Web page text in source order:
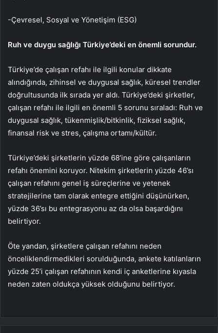
-Çevresel, Sosyal ve Yönetişim (ESG)
Ruh ve duygu sağlığı Türkiye’deki en önemli sorundur.
Türkiye’de çalışan refahı ile ilgili konular dikkate
alındığında, zihinsel ve duygusal sağlık, küresel trendler
doğrultusunda ilk sırada yer aldı. Türkiye’deki şirketler,
çalışan refahı ile ilgili en önemli 5 sorunu sıraladı: Ruh ve
duygusal sağlık, tükenmişlik/bitkinlik, fiziksel sağlık,
finansal risk ve stres, çalışma ortamı/kültür.
Türkiye’deki şirketlerin yüzde 68’ine göre çalışanların
refahı önemini koruyor. Nitekim şirketlerin yüzde 46’sı
çalışan refahını genel iş süreçlerine ve yetenek
stratejilerine tam olarak entegre ettiğini düşünürken,
yüzde 36’sı bu entegrasyonu az da olsa başardığını
belirtiyor.
Öte yandan, şirketlere çalışan refahını neden
önceliklendirmedikleri sorulduğunda, ankete katılanların
yüzde 25’i çalışan refahının kendi iç anketlerine kıyasla
neden zaten oldukça yüksek olduğunu belirtiyor.